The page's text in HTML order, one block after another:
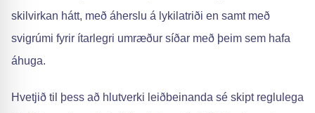
skilvirkan hátt, með áherslu á lykilatriði en samt með
svigrúmi fyrir ítarlegri umræður síðar með þeim sem hafa
áhuga.
Hvetjið til þess að hlutverki leiðbeinanda sé skipt reglulega